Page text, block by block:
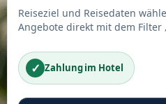
Reiseziel und Reisedaten
Angebote direkt mit dem Filter
✓ Zahlung im Hotel